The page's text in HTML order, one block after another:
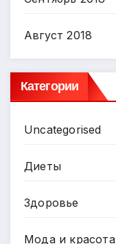
Август 2018
Категории
Uncategorised
Диеты
Здоровье
Мода и красота